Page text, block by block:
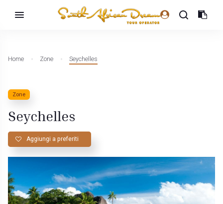
Home Zone Seychelles
Zone
Seychelles
Aggiungi a preferiti